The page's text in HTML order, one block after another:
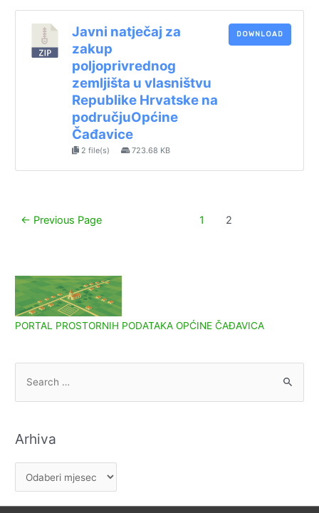
Javni natječaj za
zakup
poljoprivrednog
zemljišta u vlasništvu
Republike Hrvatske na
područjuOpćine
Čađavice
2 file(s) 723.68 KB
DOWNLOAD
Paginacija
← Previous Page 1 2
PORTAL PROSTORNIH PODATAKA OPĆINE ČAĐAVICA
o
Arhiva
r
h